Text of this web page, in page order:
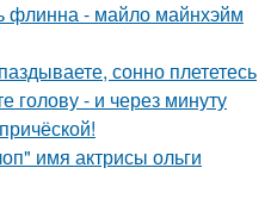
флинна - майло майнхэйм
сонно плететесь
голову - и через минуту
имя актрисы ольги